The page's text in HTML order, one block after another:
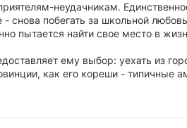
неудачникам.
- снова побегать за школьной
пытается найти свое место в
ему выбор: уехать из
как его кореши - типичные